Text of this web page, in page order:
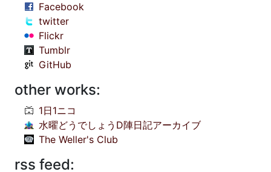
Facebook
twitter
Flickr
Tumblr
GitHub
other works:
1日1ニコ
水曜どうでしょうD陣日記アーカイブ
The Weller's Club
rss feed: